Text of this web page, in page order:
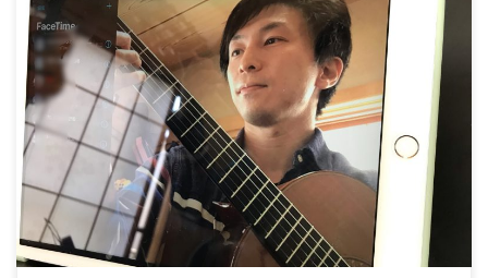
こんにちは、イハラ音楽教室の伊原鉄朗です。 日に日に自粛や
規制、学校も休校要請など 新型コロナウィル […]